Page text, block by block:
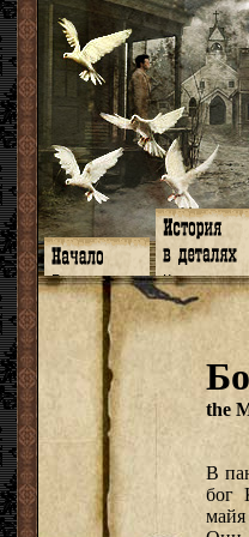
Главная
Программа
Форум
Facebook
Гостевая
Книги
Галереи
Музыка
Видео
Субтитры
Заметки
Мысли
Откровение
the
В
бог